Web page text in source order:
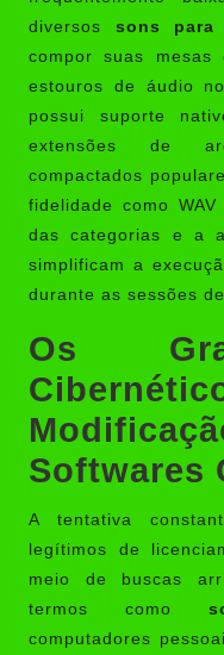
diversos sons para
compor suas
estouros de áudio
possui suporte
extensões de
compactados
fidelidade como
das categorias e a
simplificam a
durante as sessões
Os
Softwares
A tentativa
legítimos de
meio de buscas
termos como
computadores